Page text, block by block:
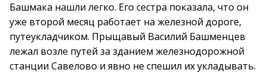
Башмака нашли легко. Его сестра показала, что он
уже второй месяц работает на железной дороге,
путеукладчиком. Прыщавый Василий Башменцев
лежал возле путей за зданием железнодорожной
станции Савелово и явно не спешил их укладывать.